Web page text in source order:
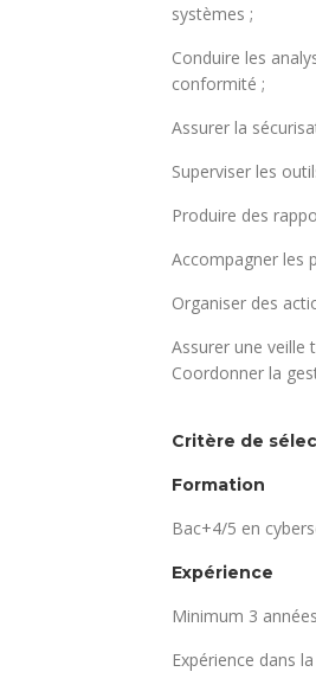
systèmes ;
Conduire les
conformité ;
Assurer la
Superviser les
Produire des
Accompagner les
Organiser des
Assurer une veille
Coordonner la
Critère de
Formation
Bac+4/5 en
Expérience
Minimum 3
Expérience dans